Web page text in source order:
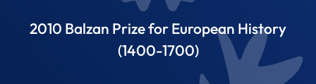
2010 Balzan Prize for European History
(1400-1700)